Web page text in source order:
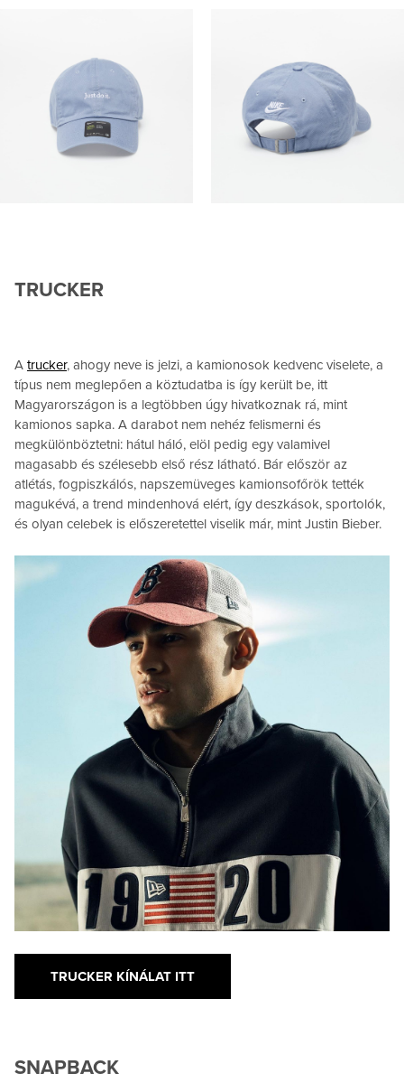
TRUCKER
A trucker, ahogy neve is jelzi, a kamionosok kedvenc viselete, a
típus nem meglepően a köztudatba is így került be, itt
Magyarországon is a legtöbben úgy hivatkoznak rá, mint
kamionos sapka. A darabot nem nehéz felismerni és
megkülönböztetni: hátul háló, elöl pedig egy valamivel
magasabb és szélesebb első rész látható. Bár először az
atlétás, fogpiszkálós, napszemüveges kamionsofőrök tették
magukévá, a trend mindenhová elért, így deszkások, sportolók,
és olyan celebek is előszeretettel viselik már, mint Justin Bieber.
TRUCKER KÍNÁLAT ITT
SNAPBACK